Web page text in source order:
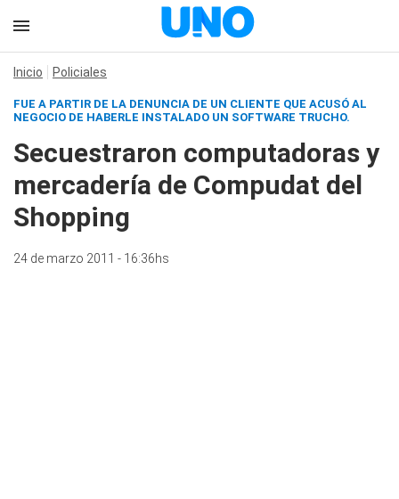
Inicio Policiales
FUE A PARTIR DE LA DENUNCIA DE UN CLIENTE QUE ACUSÓ AL
NEGOCIO DE HABERLE INSTALADO UN SOFTWARE TRUCHO.
Secuestraron computadoras y
mercadería de Compudat del
Shopping
24 de marzo 2011 - 16:36hs